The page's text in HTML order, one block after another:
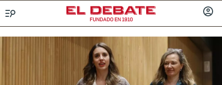
FUNDADO EN 1910